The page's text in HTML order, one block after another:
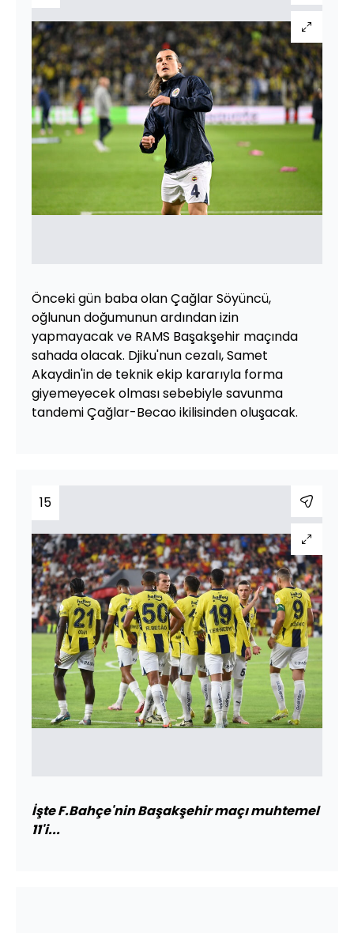
Önceki gün baba olan Çağlar Söyüncü,
oğlunun doğumunun ardından izin
yapmayacak ve RAMS Başakşehir maçında
sahada olacak. Djiku'nun cezalı, Samet
Akaydin'in de teknik ekip kararıyla forma
giyemeyecek olması sebebiyle savunma
tandemi Çağlar-Becao ikilisinden oluşacak.
15
İşte F.Bahçe'nin Başakşehir maçı muhtemel
11'i...